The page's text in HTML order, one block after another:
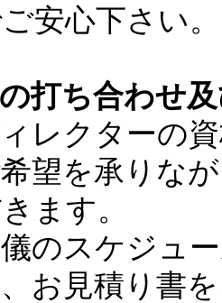
安心下さい。
打ち合わせ
レクターの
望を承りな
ます。
のスケジュ
お見積り書